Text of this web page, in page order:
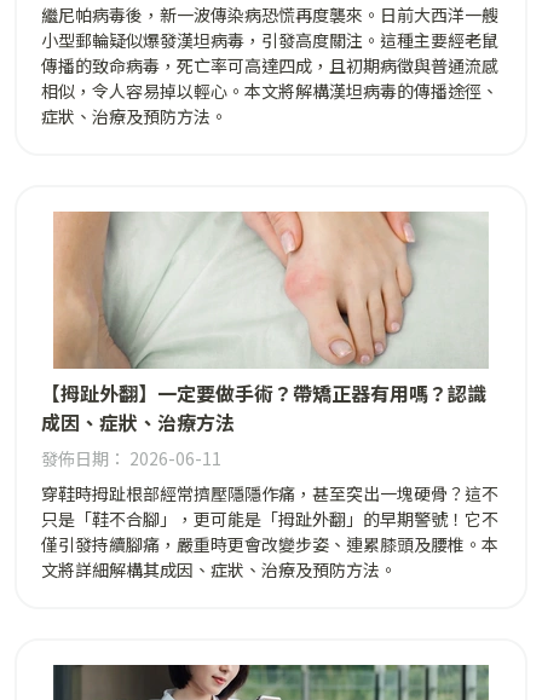
繼尼帕病毒後，新一波傳染病恐慌再度襲來。日前大西洋一艘
小型郵輪疑似爆發漢坦病毒，引發高度關注。這種主要經老鼠
傳播的致命病毒，死亡率可高達四成，且初期病徵與普通流感
相似，令人容易掉以輕心。本文將解構漢坦病毒的傳播途徑、
症狀、治療及預防方法。
【拇趾外翻】一定要做手術？帶矯正器有用嗎？認識
成因、症狀、治療方法
發佈日期： 2026-06-11
穿鞋時拇趾根部經常擠壓隱隱作痛，甚至突出一塊硬骨？這不
只是「鞋不合腳」，更可能是「拇趾外翻」的早期警號！它不
僅引發持續腳痛，嚴重時更會改變步姿、連累膝頭及腰椎。本
文將詳細解構其成因、症狀、治療及預防方法。